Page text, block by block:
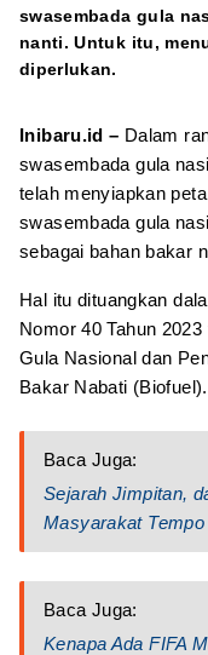
swasembada gula
nanti. Untuk itu,
diperlukan.
Inibaru.id – Dalam
swasembada gula
telah menyiapkan
swasembada gula
sebagai bahan bakar
Hal itu dituangkan
Nomor 40 Tahun
Gula Nasional dan
Bakar Nabati (Biofuel).
Baca Juga:
Sejarah Jimpitan,
Masyarakat Tempo
Baca Juga:
Kenapa Ada FIFA